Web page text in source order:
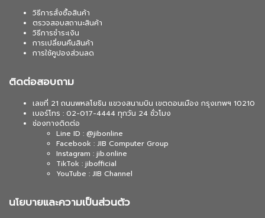
วิธีการสั่งซื้อสินค้า
ตรวจสอบสถานะสินค้า
วิธีการชำระเงิน
การเปลี่ยนคืนสินค้า
การใช้คูปองส่วนลด
ติดต่อสอบถาม
เลขที่ 21 ถนนพหลโยธิน แขวงสนามบิน เขตดอนเมือง กรุงเทพฯ 10210
เบอร์โทร : 02-017-4444 ทุกวัน 24 ชั่วโมง
ช่องทางติดต่อ
Line ID : @jibonline
Facebook : JIB Computer Group
Instagram : jib.online
TikTok : jibofficial
YouTube : JIB Channel
นโยบายและความเป็นส่วนตัว